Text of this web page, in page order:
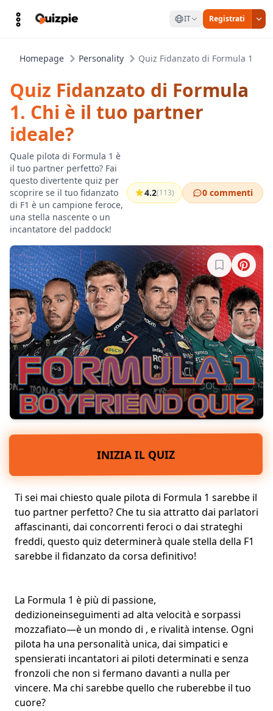
IT Registrati
Homepage Personality Quiz Fidanzato di Formula 1.
Quiz Fidanzato di Formula
1. Chi è il tuo partner
ideale?
Quale pilota di Formula 1 è
il tuo partner perfetto? Fai
questo divertente quiz per
scoprire se il tuo fidanzato
di F1 è un campione feroce,
una stella nascente o un
incantatore del paddock!
4.2(113) 0 commenti
Accedi per
INIZIA IL QUIZ
Ti sei mai chiesto quale pilota di Formula 1 sarebbe il
tuo partner perfetto? Che tu sia attratto dai parlatori
affascinanti, dai concorrenti feroci o dai strateghi
freddi, questo quiz determinerà quale stella della F1
sarebbe il fidanzato da corsa definitivo!
La Formula 1 è più di passione,
dedizioneinseguimenti ad alta velocità e sorpassi
mozzafiato—è un mondo di , e rivalità intense. Ogni
pilota ha una personalità unica, dai simpatici e
spensierati incantatori ai piloti determinati e senza
fronzoli che non si fermano davanti a nulla per
vincere. Ma chi sarebbe quello che ruberebbe il tuo
cuore?